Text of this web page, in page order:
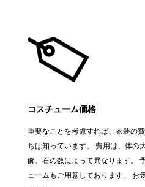
コスチューム価格
重要なことを考慮すれば、衣装の
ちは知っています。 費用は、体の
飾、石の数によって異なります。
ュームもご用意しております。 お